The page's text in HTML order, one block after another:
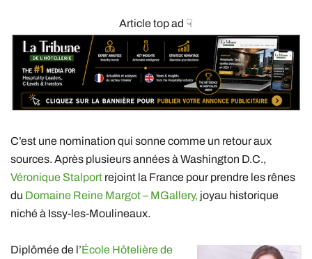
Article top ad ☟
C’est une nomination qui sonne comme un retour aux
sources. Après plusieurs années à Washington D.C.,
Véronique Stalport rejoint la France pour prendre les rênes
du Domaine Reine Margot – MGallery, joyau historique
niché à Issy-les-Moulineaux.
Diplômée de l’École Hôtelière de